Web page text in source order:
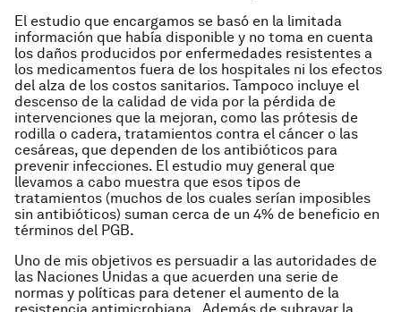
El estudio que encargamos se basó en la limitada
información que había disponible y no toma en cuenta
los daños producidos por enfermedades resistentes a
los medicamentos fuera de los hospitales ni los efectos
del alza de los costos sanitarios. Tampoco incluye el
descenso de la calidad de vida por la pérdida de
intervenciones que la mejoran, como las prótesis de
rodilla o cadera, tratamientos contra el cáncer o las
cesáreas, que dependen de los antibióticos para
prevenir infecciones. El estudio muy general que
llevamos a cabo muestra que esos tipos de
tratamientos (muchos de los cuales serían imposibles
sin antibióticos) suman cerca de un 4% de beneficio en
términos del PGB.
Uno de mis objetivos es persuadir a las autoridades de
las Naciones Unidas a que acuerden una serie de
normas y políticas para detener el aumento de la